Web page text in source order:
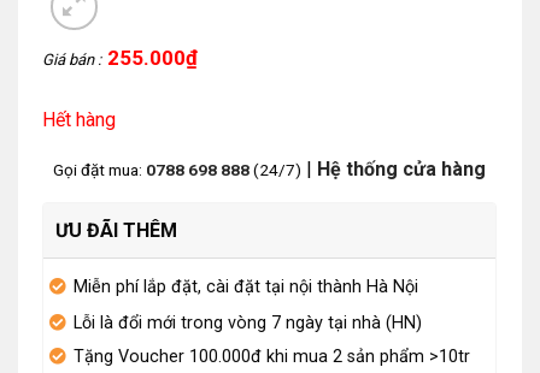
Giá bán : 255.000₫
Hết hàng
Gọi đặt mua: 0788 698 888(24/7) Hệ thống cửa hàng
ƯU ĐÃI THÊM
Miễn phí lắp đặt, cài đặt tại nội thành Hà Nội
Lỗi là đổi mới trong vòng 7 ngày tại nhà (HN)
Tặng Voucher 100.000đ khi mua 2 sản phẩm >10tr